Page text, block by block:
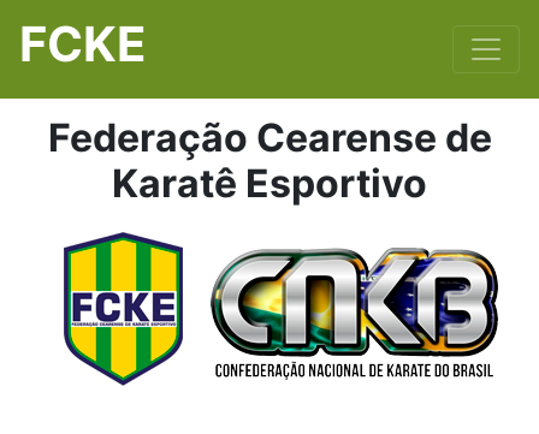
FCKE
Federação Cearense de
Karatê Esportivo